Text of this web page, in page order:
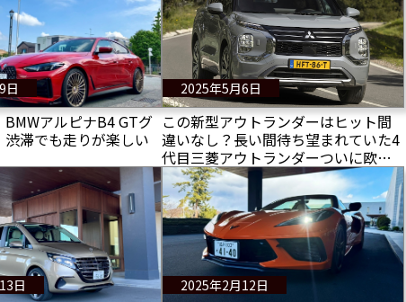
日
BMWアルピナB4 GTグ
滞でも走りが楽しい
2025年5月6日
この新型アウトランダーはヒット間
違いなし？長い間待ち望まれていた4
代目三菱アウトランダーついに欧州
上陸！
日 2025年2月12日